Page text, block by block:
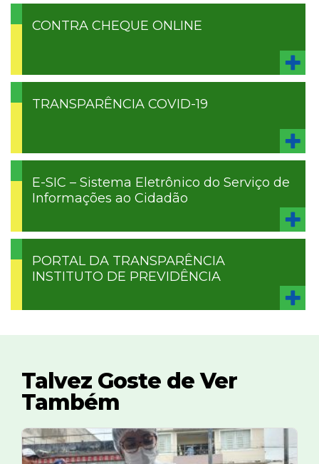
CONTRA CHEQUE ONLINE
TRANSPARÊNCIA COVID-19
E-SIC – Sistema Eletrônico do Serviço de
Informações ao Cidadão
PORTAL DA TRANSPARÊNCIA
INSTITUTO DE PREVIDÊNCIA
Talvez Goste de Ver
Também